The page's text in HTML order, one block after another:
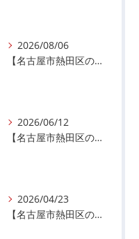
2026/08/06
【名古屋市熱田区の警備会社】夏季休業のお知らせ
2026/06/12
【名古屋市熱田区の警備会社】暑熱順化で熱中症対策を！
2026/04/23
【名古屋市熱田区の警備会社】GWの面接状況について！